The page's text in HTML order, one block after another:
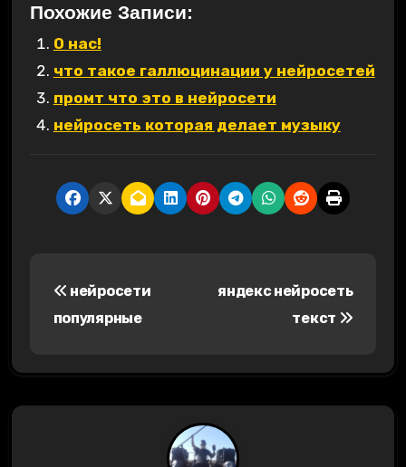
Похожие Записи:
О нас!
что такое галлюцинации у нейросетей
промт что это в нейросети
нейросеть которая делает музыку
и
нейросети
популярные
яндекс нейросеть
текст